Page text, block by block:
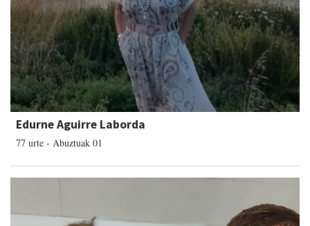
Edurne Aguirre Laborda
77 urte - Abuztuak 01